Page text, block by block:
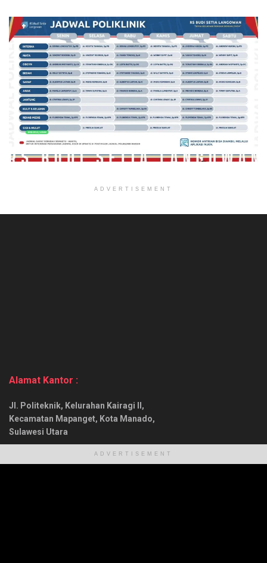
ADVERTISEMENT
Alamat Kantor :
Jl. Politeknik, Kelurahan Kairagi II,
Kecamatan Mapanget, Kota Manado,
Sulawesi Utara
(0431) 7246837 (Kantor)
ADVERTISEMENT